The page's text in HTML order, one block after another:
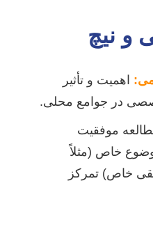
و نیچ
اهمیت و تأثیر
در جوامع محلی.
موفقیت
خاص (مثلاً
خاص) تمرکز